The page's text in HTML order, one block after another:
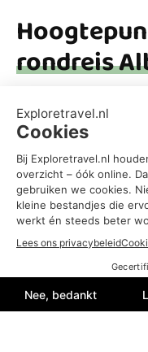
rondreis
Wandel door
UNESCO-stad
Ontdek
verhalen
Zwem bij het
Relax op de
Ksamil
Dwaal door
Vlorë en
Maak kennis